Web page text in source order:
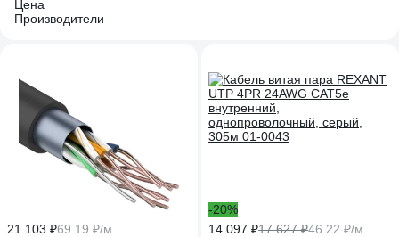
Цена
Производители
21 103 ₽69.19 ₽/м
-20%
14 097 ₽17 627 ₽46.22 ₽/м